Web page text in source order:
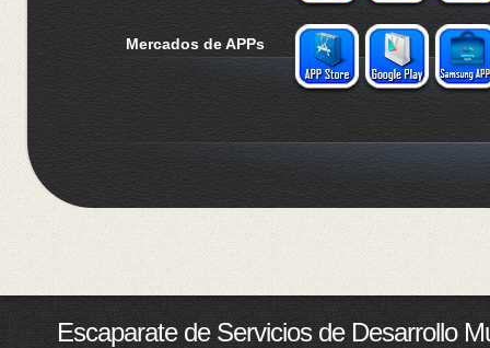
Mercados de APPs
Escaparate de Servicios de Desarrollo